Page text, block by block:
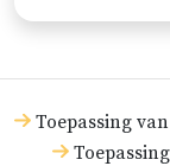
Toepassing